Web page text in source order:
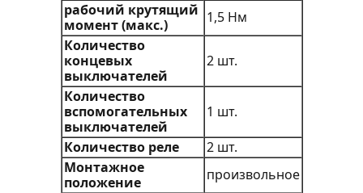
рабочий крутящий
момент (макс.)
1,5 Нм
Количество
концевых
выключателей
2 шт.
Количество
вспомогательных
выключателей
1 шт.
Количество реле
2 шт.
Монтажное
положение
произвольное